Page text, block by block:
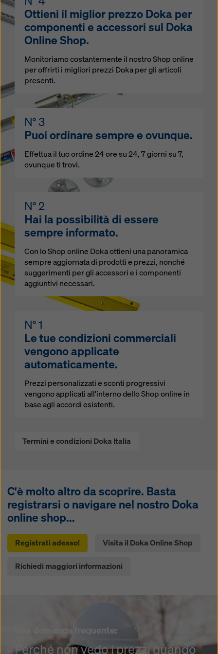
Ottieni il miglior prezzo Doka per
componenti e accessori sul Doka
Online Shop.
Monitoriamo costantemente il nostro Shop online
per offrirti i migliori prezzi Doka per gli articoli
presenti.
N° 3
Puoi ordinare sempre e ovunque.
Effettua il tuo ordine 24 ore su 24, 7 giorni su 7,
ovunque ti trovi.
N° 2
Hai la possibilità di essere
sempre informato.
Con lo Shop online Doka ottieni una panoramica
sempre aggiornata di prodotti e prezzi, nonché
suggerimenti per gli accessori e i componenti
aggiuntivi necessari.
N° 1
Le tue condizioni commerciali
vengono applicate
automaticamente.
Prezzi personalizzati e sconti progressivi
vengono applicati all'interno dello Shop online in
base agli accordi esistenti.
Termini e condizioni Doka Italia
C'è molto altro da scoprire. Basta
registrarsi o navigare nel nostro Doka
online shop...
Registrati adesso! Visita il Doka Online Shop
Richiedi maggiori informazioni
Una domanda frequente:
Perché non vedo i prezzi quando
modificando le vostre
cliccando su impostazioni dei cookie in fondo a questo
sito web e utilizzando le caselle di controllo
corrispondenti. Potete revocare il vostro consenso in
qualsiasi momento, con effetto futuro e senza
indicarne il motivo, cliccando suimpostazioni cookie
in fondo a questo sito web.
Potete trovare ulteriori informazioni sui nostri cookie
nella nostra informativa sulla privacy
inoltre la possibilità di selezionare i vostri cookie
(impostazioni avanzate dei cookie).